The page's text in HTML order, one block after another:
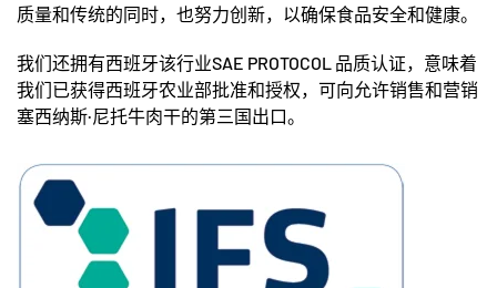
质量和传统的同时，也努力创新，以确保食品安全和健康。
我们还拥有西班牙该行业SAE PROTOCOL 品质认证，意味着
我们已获得西班牙农业部批准和授权，可向允许销售和营销
塞西纳斯·尼托牛肉干的第三国出口。